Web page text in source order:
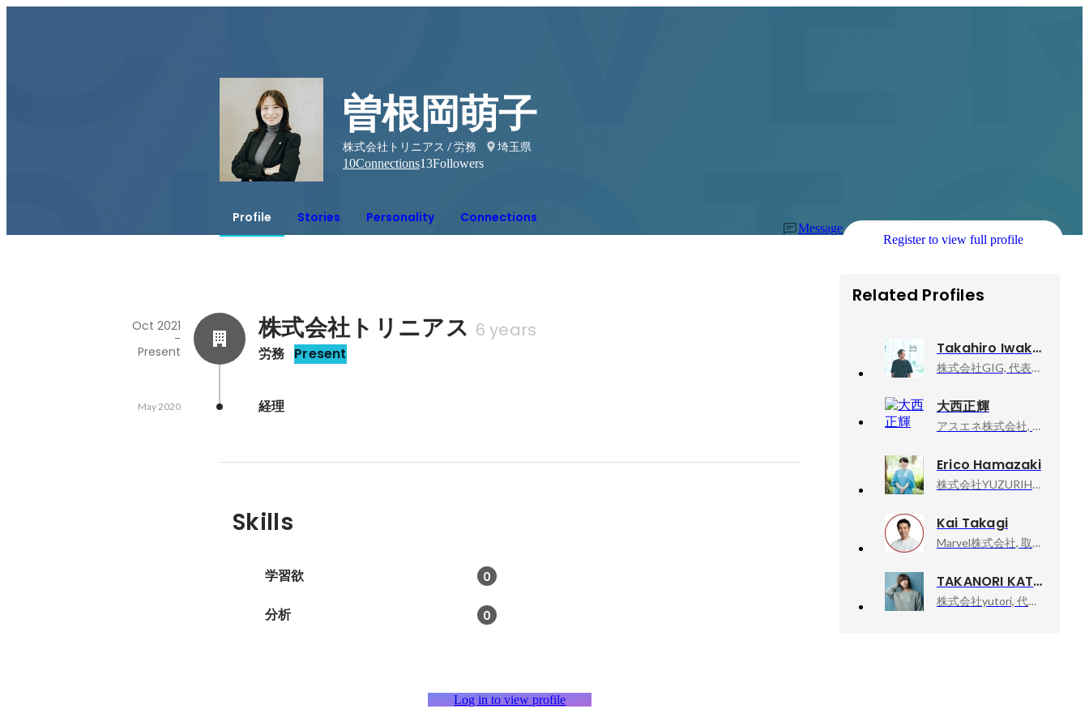
曽根岡萌子
株式会社トリニアス / 労務
埼玉県
10Connections13Followers
Profile Stories Personality Connections
Message
Register to view full profile
株式会社トリニアス 6 years
労務 Present
Oct 2021
-
Present
経理
May 2020
Skills
学習欲 0
分析 0
Log in to view profile
Related Profiles
Takahiro Iwakami
株式会社GIG, 代表取締役
大西正輝
アスエネ株式会社, アスエネ株式会社
Erico Hamazaki
株式会社YUZURIHA, Human Resources
Kai Takagi
Marvel株式会社, 取締役
TAKANORI KATAISHI
株式会社yutori, 代表取締役社長